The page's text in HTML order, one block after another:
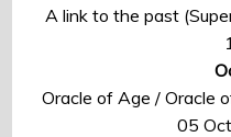
A link to the past
Oracle of Age / Oracle
05